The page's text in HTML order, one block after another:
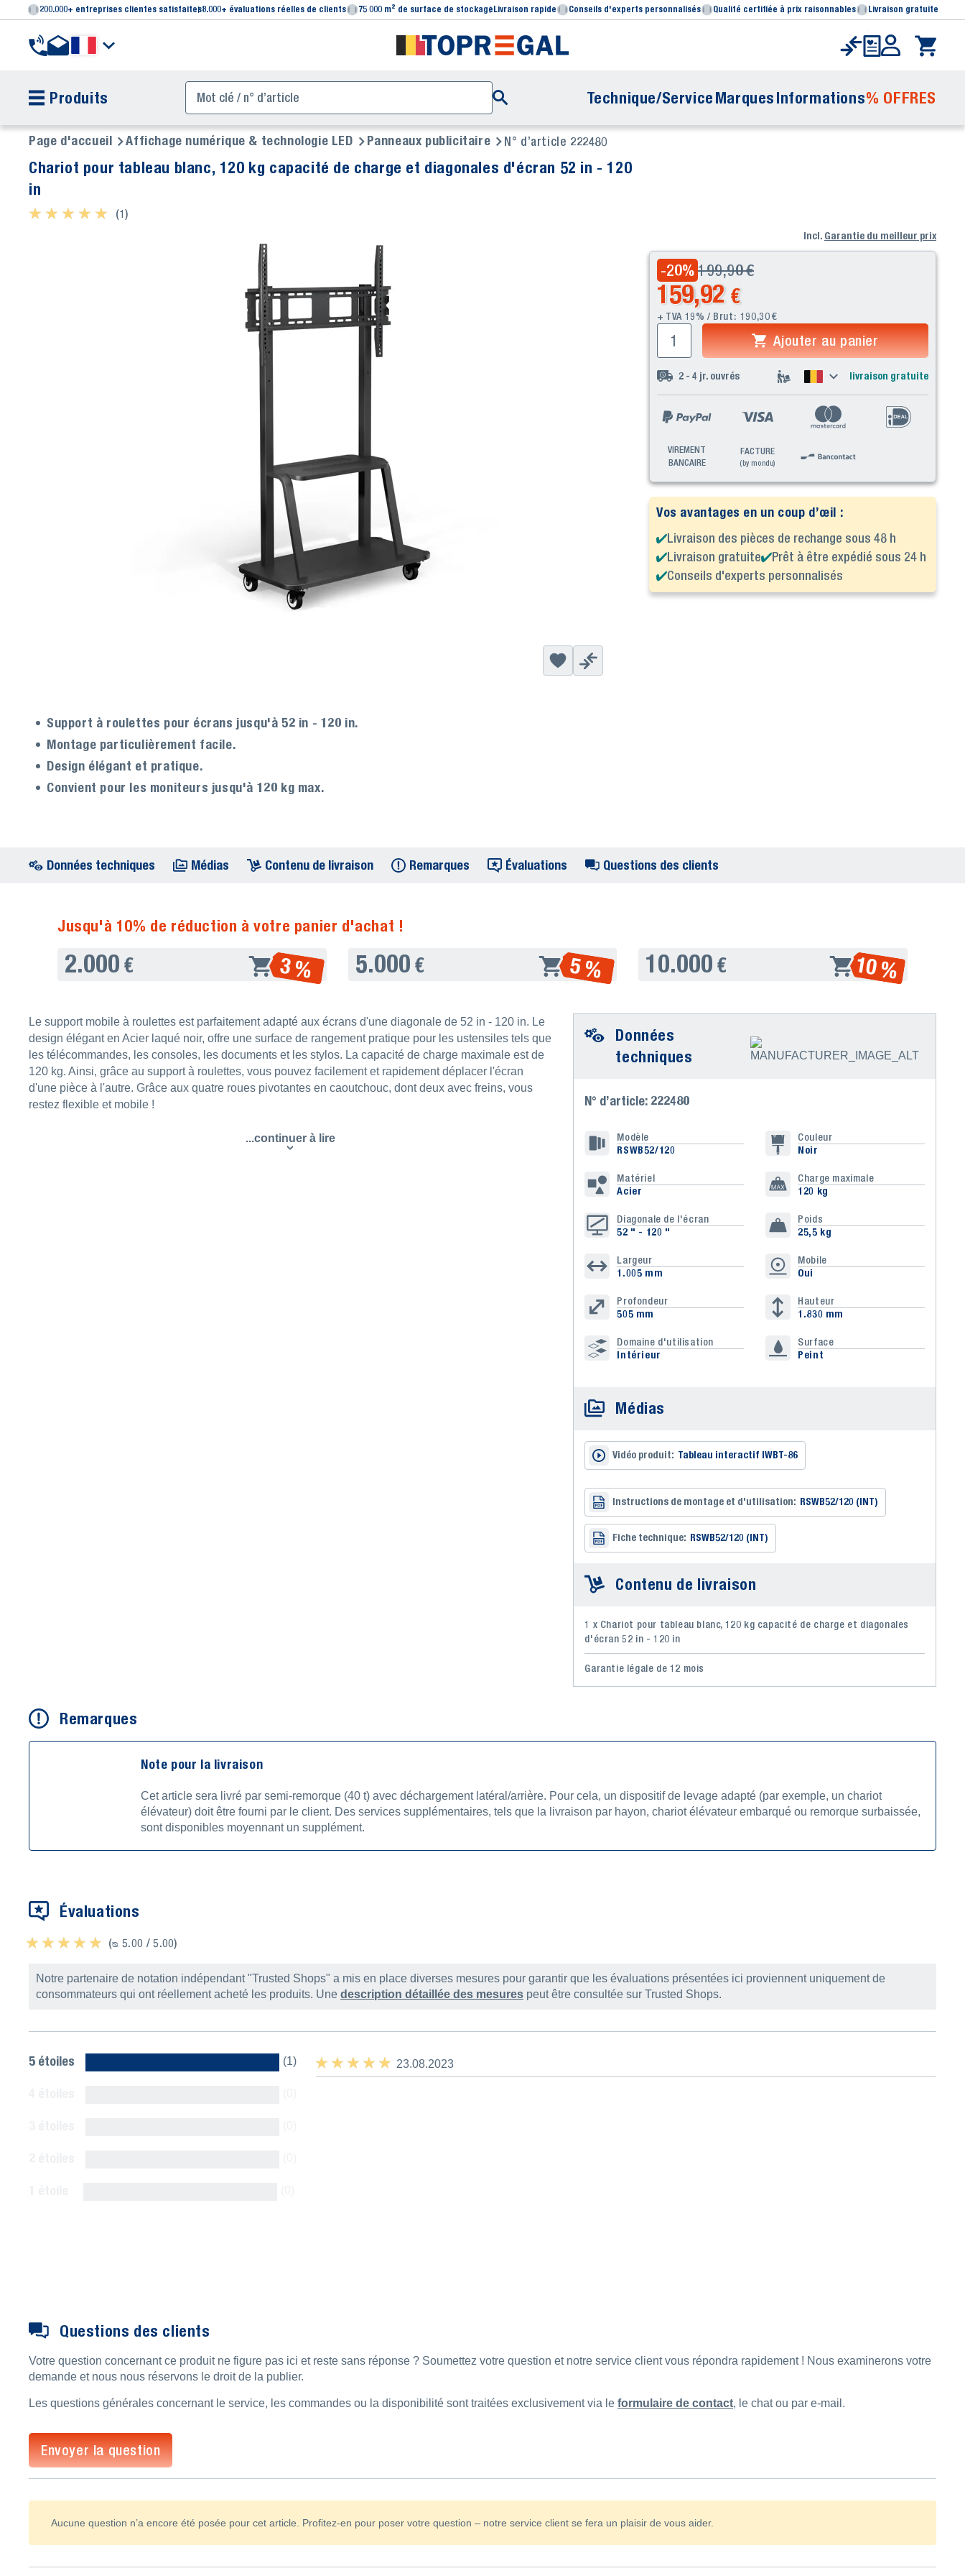
200.000+ entreprises clientes satisfaites8.000+ évaluations réelles de clients 75 000 m² de surface de stockage Livraison rapide Conseils d'experts personnalisés Qualité certifiée à prix raisonnables Livraison gratuite
Technique/ServiceMarquesInformations% OFFRES
Produits
Page d'accueil Affichage numérique & technologie LED Panneaux publicitaire N° d’article 222480
Chariot pour tableau blanc, 120 kg capacité de charge et diagonales d'écran 52 in - 120
in
★ ★ ★ ★ ★
★ ★ ★ ★ ★ (1)
Support à roulettes pour écrans jusqu'à 52 in - 120 in.
Montage particulièrement facile.
Design élégant et pratique.
Convient pour les moniteurs jusqu'à 120 kg max.
Incl. Garantie du meilleur prix
-20%199,90€
159,92 €
+ TVA 19% / Brut: 190,30 €
Ajouter au panier
2 - 4 jr. ouvrés livraison gratuite
VIREMENT
BANCAIRE
FACTURE
(by mondu)
Vos avantages en un coup d’œil :
Livraison des pièces de rechange sous 48 h
Livraison gratuite
Prêt à être expédié sous 24 h
Conseils d'experts personnalisés
Données techniques Médias Contenu de livraison Remarques Évaluations Questions des clients
Jusqu'à 10% de réduction à votre panier d'achat !
2.000 € 3 % 5.000 € 5 % 10.000 € 10 %
Le support mobile à roulettes est parfaitement adapté aux écrans d'une diagonale de 52 in - 120 in. Le
design élégant en Acier laqué noir, offre une surface de rangement pratique pour les ustensiles tels que
les télécommandes, les consoles, les documents et les stylos. La capacité de charge maximale est de
120 kg. Ainsi, grâce au support à roulettes, vous pouvez facilement et rapidement déplacer l'écran
d'une pièce à l'autre. Grâce aux quatre roues pivotantes en caoutchouc, dont deux avec freins, vous
restez flexible et mobile !
...continuer à lire
Données
techniques
N° d’article: 222480
Modèle
RSWB52/120
Couleur
Noir
Matériel
Acier
Charge maximale
120 kg
Diagonale de l'écran
52 " - 120 "
Poids
25,5 kg
Largeur
1.005 mm
Mobile
Oui
Profondeur
505 mm
Hauteur
1.830 mm
Domaine d'utilisation
Intérieur
Surface
Peint
Médias
Vidéo produit: Tableau interactif IWBT-86
Instructions de montage et d'utilisation: RSWB52/120 (INT)
Fiche technique: RSWB52/120 (INT)
Contenu de livraison
1 x Chariot pour tableau blanc, 120 kg capacité de charge et diagonales
d'écran 52 in - 120 in
Garantie légale de 12 mois
Remarques
Note pour la livraison
Cet article sera livré par semi-remorque (40 t) avec déchargement latéral/arrière. Pour cela, un dispositif de levage adapté (par exemple, un chariot
élévateur) doit être fourni par le client. Des services supplémentaires, tels que la livraison par hayon, chariot élévateur embarqué ou remorque surbaissée,
sont disponibles moyennant un supplément.
Évaluations
★ ★ ★ ★ ★
★ ★ ★ ★ ★ (ᴓ 5.00 / 5.00)
Notre partenaire de notation indépendant "Trusted Shops" a mis en place diverses mesures pour garantir que les évaluations présentées ici proviennent uniquement de
consommateurs qui ont réellement acheté les produits. Une description détaillée des mesures peut être consultée sur Trusted Shops.
5 étoiles (1) ★ ★ ★ ★ ★
★ ★ ★ ★ ★ 23.08.2023
Questions des clients
Votre question concernant ce produit ne figure pas ici et reste sans réponse ? Soumettez votre question et notre service client vous répondra rapidement ! Nous examinerons votre
demande et nous nous réservons le droit de la publier.
Les questions générales concernant le service, les commandes ou la disponibilité sont traitées exclusivement via le formulaire de contact, le chat ou par e-mail.
Envoyer la question
Aucune question n’a encore été posée pour cet article. Profitez-en pour poser votre question – notre service client se fera un plaisir de vous aider.